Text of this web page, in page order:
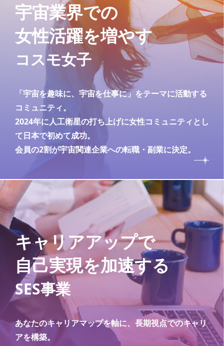
宇宙業界での
女性活躍を増やす
コスモ女子
「宇宙を趣味に、宇宙を仕事に」をテーマに活動する
コミュニティ。
2024年に人工衛星の打ち上げに女性コミュニティとし
て日本で初めて成功。
会員の2割が宇宙関連企業への転職・副業に決定。
キャリアアップで
自己実現を加速する
SES事業
あなたのキャリアマップを軸に、長期視点でのキャリ
アを構築。